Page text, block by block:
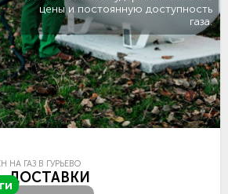
цены и постоянную доступность
газа.
НА ГАЗ В ГУРЬЕВО
ДОСТАВКИ